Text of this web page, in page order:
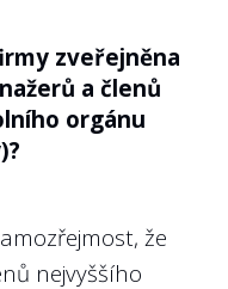
státní firmy
o
stát danou
mělo být jasné,
resp. jejímu
zveřejněna
a členů
orgánu
že
nejvyššího